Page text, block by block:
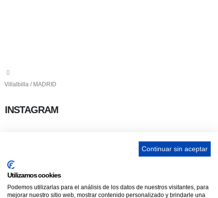
Villalbilla / MADRID
INSTAGRAM
ENLACES
Contacta
Continuar sin aceptar
Utilizamos cookies
Podemos utilizarlas para el análisis de los datos de nuestros visitantes, para
mejorar nuestro sitio web, mostrar contenido personalizado y brindarle una